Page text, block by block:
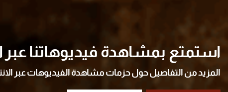
استمتع بمشاهدة فيديوهاتنا عبر
المزيد من التفاصيل حول حزمات مشاهدة الفيديوهات عبر